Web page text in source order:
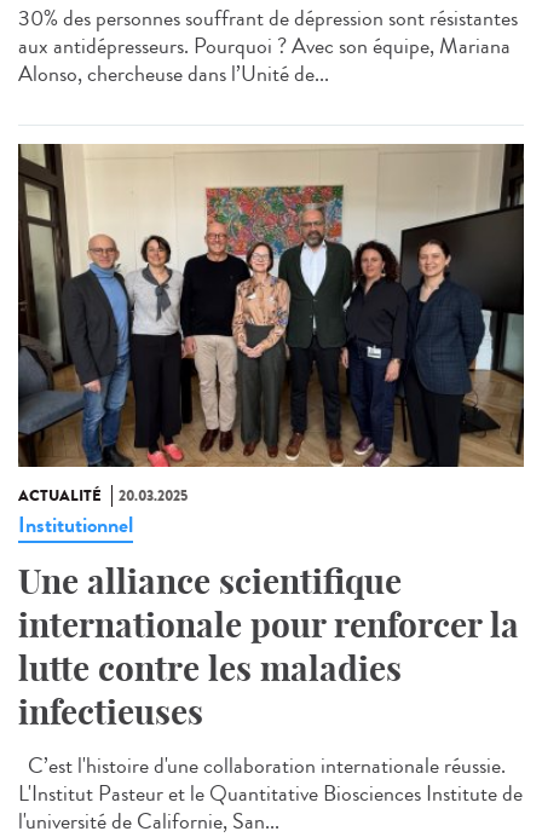
30% des personnes souffrant de dépression sont résistantes
aux antidépresseurs. Pourquoi ? Avec son équipe, Mariana
Alonso, chercheuse dans l’Unité de...
ACTUALITÉ 20.03.2025
Institutionnel
Une alliance scientifique
internationale pour renforcer la
lutte contre les maladies
infectieuses
C’est l'histoire d'une collaboration internationale réussie.
L'Institut Pasteur et le Quantitative Biosciences Institute de
l'université de Californie, San...